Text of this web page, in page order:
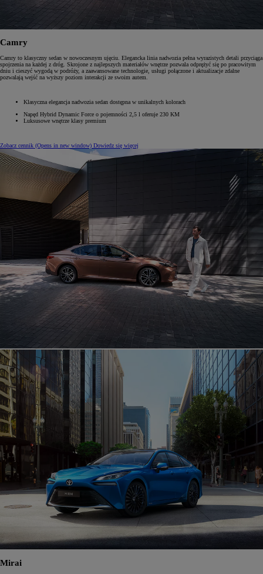
Camry
Camry to klasyczny sedan w nowoczesnym ujęciu. Elegancka linia nadwozia pełna wyrazistych detali przyciąga
spojrzenia na każdej z dróg. Skrojone z najlepszych materiałów wnętrze pozwala odprężyć się po pracowitym
dniu i cieszyć wygodą w podróży, a zaawansowane technologie, usługi połączone i aktualizacje zdalne
pozwalają wejść na wyższy poziom interakcji ze swoim autem.
Klasyczna elegancja nadwozia sedan dostępna w unikalnych kolorach
Napęd Hybrid Dynamic Force o pojemności 2,5 l oferuje 230 KM
Luksusowe wnętrze klasy premium
Zobacz cennik (Opens in new window) Dowiedz się więcej
Mirai